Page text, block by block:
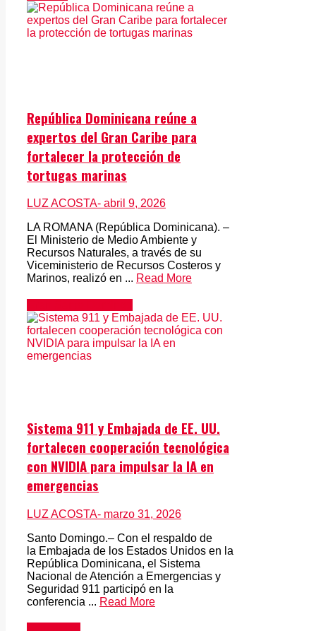
República Dominicana reúne a
expertos del Gran Caribe para
fortalecer la protección de
tortugas marinas
LUZ ACOSTA- abril 9, 2026
LA ROMANA (República Dominicana). –
El Ministerio de Medio Ambiente y
Recursos Naturales, a través de su
Viceministerio de Recursos Costeros y
Marinos, realizó en ... Read More
Sistema 911 y Embajada de EE. UU.
fortalecen cooperación tecnológica
con NVIDIA para impulsar la IA en
emergencias
LUZ ACOSTA- marzo 31, 2026
Santo Domingo.– Con el respaldo de
la Embajada de los Estados Unidos en la
República Dominicana, el Sistema
Nacional de Atención a Emergencias y
Seguridad 911 participó en la
conferencia ... Read More